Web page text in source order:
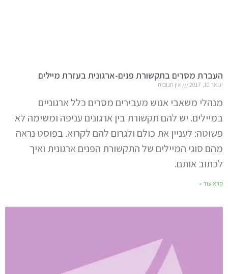
העברת מסרים בתקשורת פנים-ארגונית בעזרת מיילים
ינואר 10, 2017 אין תגובות
מנהלי משאבי אנוש מעבירים מסרים כלל ארגוניים
במיילים. יש להם תקשורת בין ארגונים עניפה ומשימה לא
פשוטה: לעניין את כולם ולגרום להם לקרוא. בפוסט נראה
מהם סוגי המיילים של התקשורת הפנים ארגונית ואיך
לכתוב אותם.
קרא עוד »